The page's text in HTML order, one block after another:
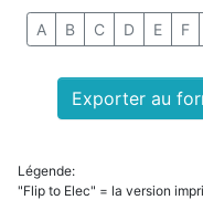
A B C D E F
Exporter au
Légende:
"Flip to Elec" = la version